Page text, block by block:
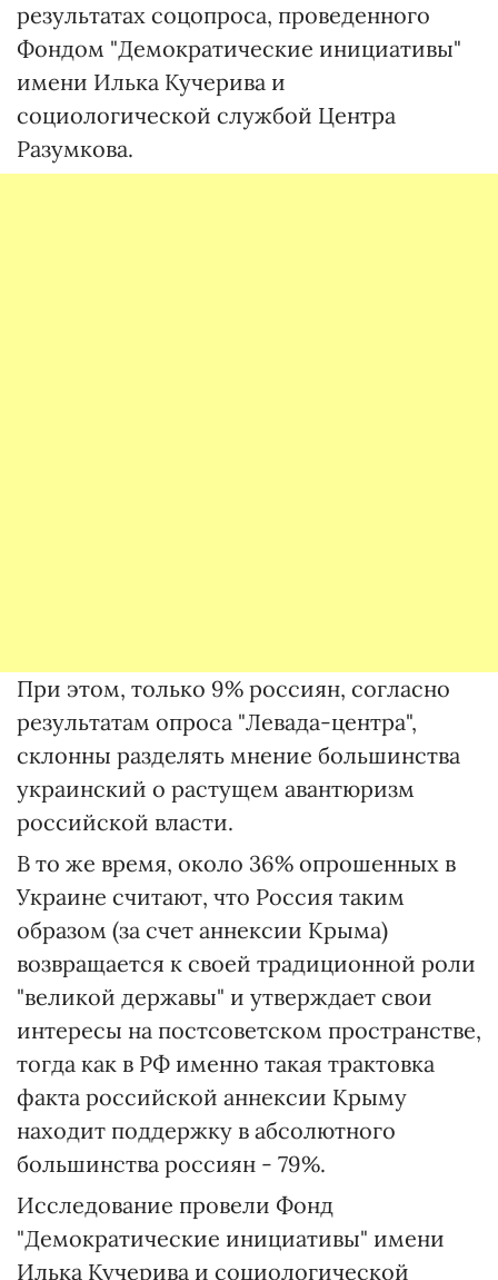
результатах соцопроса, проведенного
Фондом "Демократические инициативы"
имени Илька Кучерива и
социологической службой Центра
Разумкова.
При этом, только 9% россиян, согласно
результатам опроса "Левада-центра",
склонны разделять мнение большинства
украинский о растущем авантюризм
российской власти.
В то же время, около 36% опрошенных в
Украине считают, что Россия таким
образом (за счет аннексии Крыма)
возвращается к своей традиционной роли
"великой державы" и утверждает свои
интересы на постсоветском пространстве,
тогда как в РФ именно такая трактовка
факта российской аннексии Крыму
находит поддержку в абсолютного
большинства россиян - 79%.
Исследование провели Фонд
"Демократические инициативы" имени
Илька Кучерива и социологической